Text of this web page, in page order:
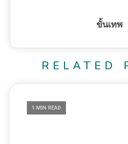
ขั้นเทพ
RELATED
1 MIN READ